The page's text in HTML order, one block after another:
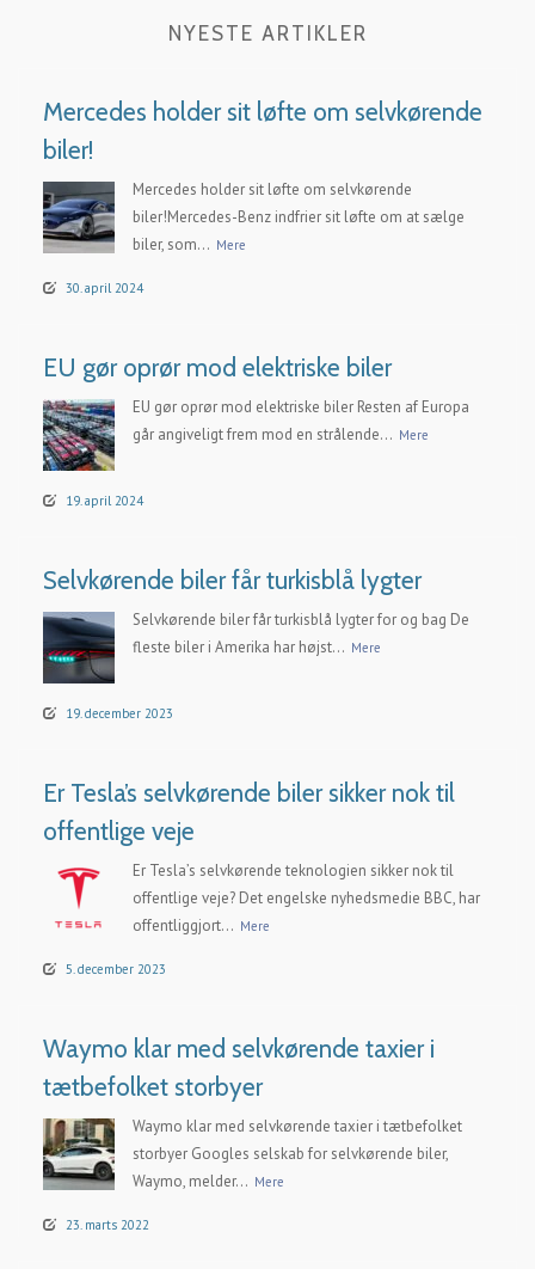
NYESTE ARTIKLER
Mercedes holder sit løfte om selvkørende
biler!
Mercedes holder sit løfte om selvkørende
biler!Mercedes-Benz indfrier sit løfte om at sælge
biler, som... Mere
30. april 2024
EU gør oprør mod elektriske biler
EU gør oprør mod elektriske biler Resten af Europa
går angiveligt frem mod en strålende... Mere
19. april 2024
Selvkørende biler får turkisblå lygter
Selvkørende biler får turkisblå lygter for og bag De
fleste biler i Amerika har højst... Mere
19. december 2023
Er Tesla’s selvkørende biler sikker nok til
offentlige veje
Er Tesla’s selvkørende teknologien sikker nok til
offentlige veje? Det engelske nyhedsmedie BBC, har
offentliggjort... Mere
5. december 2023
Waymo klar med selvkørende taxier i
tætbefolket storbyer
Waymo klar med selvkørende taxier i tætbefolket
storbyer Googles selskab for selvkørende biler,
Waymo, melder... Mere
23. marts 2022